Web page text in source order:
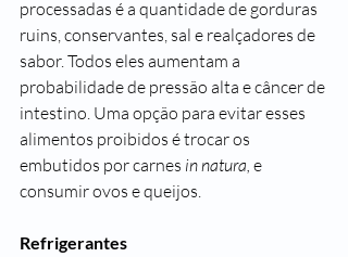
processadas é a quantidade de gorduras
ruins, conservantes, sal e realçadores de
sabor. Todos eles aumentam a
probabilidade de pressão alta e câncer de
intestino. Uma opção para evitar esses
alimentos proibidos é trocar os
embutidos por carnes in natura, e
consumir ovos e queijos.
Refrigerantes